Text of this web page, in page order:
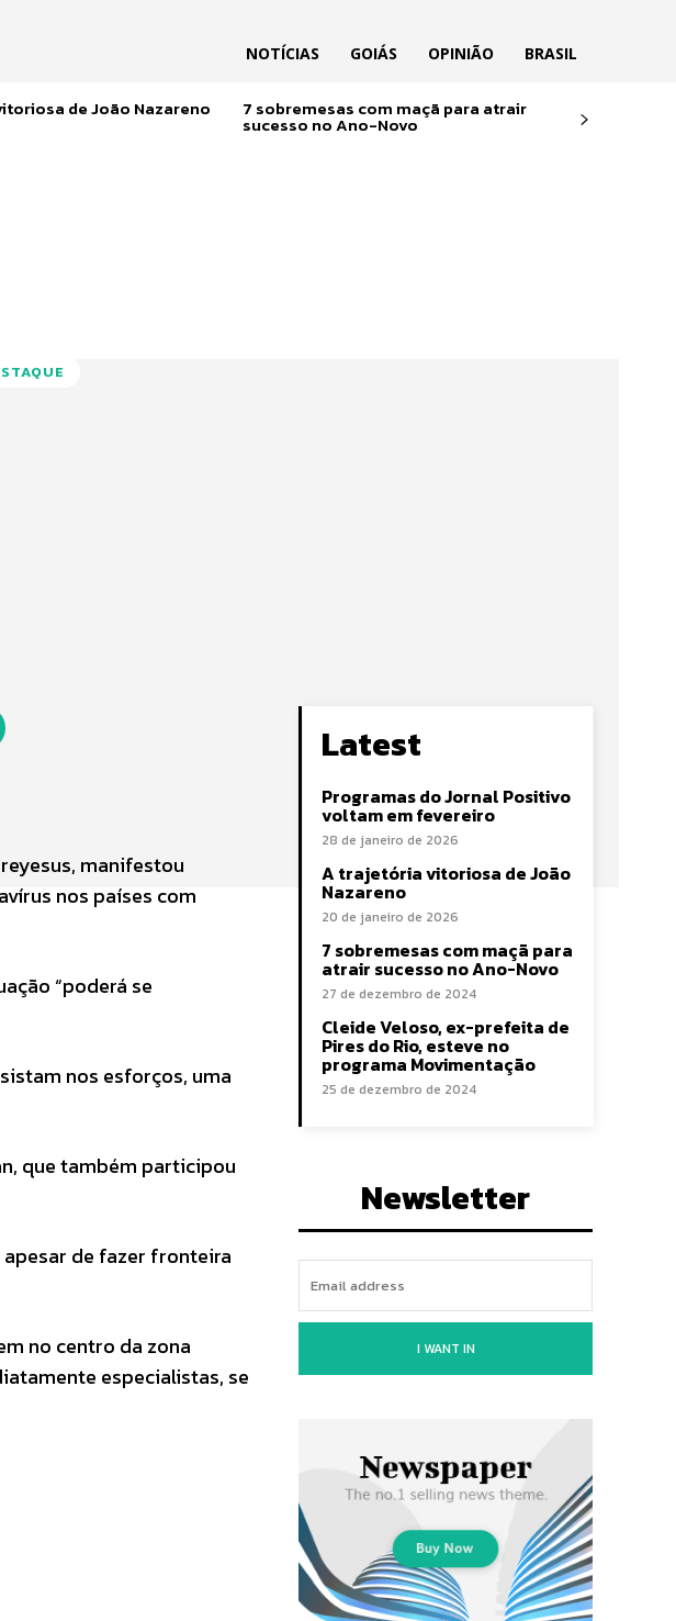
NOTÍCIAS GOIÁS OPINIÃO BRASIL
de João Nazareno 7 sobremesas com maçã para atrair
sucesso no Ano-Novo
manifestou
nos países com
“poderá se
nos esforços, uma
que também participou
de fazer fronteira
no centro da zona
especialistas, se
Latest
Programas do Jornal Positivo
voltam em fevereiro
28 de janeiro de 2026
A trajetória vitoriosa de João
Nazareno
20 de janeiro de 2026
7 sobremesas com maçã para
atrair sucesso no Ano-Novo
27 de dezembro de 2024
Cleide Veloso, ex-prefeita de
Pires do Rio, esteve no
programa Movimentação
25 de dezembro de 2024
Newsletter
I WANT IN